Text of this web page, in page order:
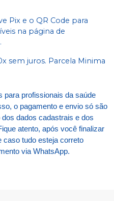
Pix e o QR Code para
na página de
sem juros. Parcela Minima
para profissionais da saúde
o pagamento e envio só são
dados cadastrais e dos
atento, após você finalizar
caso tudo esteja correto
via WhatsApp.